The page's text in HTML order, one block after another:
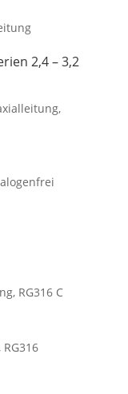
2,4 – 3,2
RG316 C